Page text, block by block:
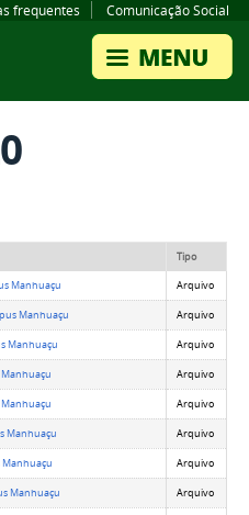
frequentes Comunicação Social
Tipo
Manhuaçu Arquivo
Manhuaçu Arquivo
Manhuaçu Arquivo
Manhuaçu Arquivo
Manhuaçu Arquivo
Manhuaçu Arquivo
Manhuaçu Arquivo
Manhuaçu Arquivo